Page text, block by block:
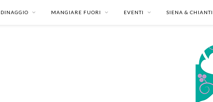
MANGIARE FUORI EVENTI SIENA & CHIANTI